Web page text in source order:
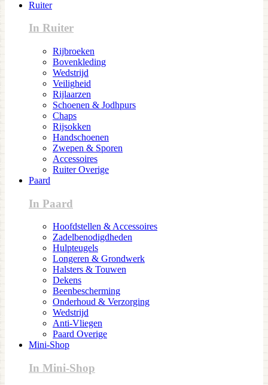
Ruiter
In Ruiter
Rijbroeken
Bovenkleding
Wedstrijd
Veiligheid
Rijlaarzen
Schoenen & Jodhpurs
Chaps
Rijsokken
Handschoenen
Zwepen & Sporen
Accessoires
Ruiter Overige
Paard
In Paard
Hoofdstellen & Accessoires
Zadelbenodigdheden
Hulpteugels
Longeren & Grondwerk
Halsters & Touwen
Dekens
Beenbescherming
Onderhoud & Verzorging
Wedstrijd
Anti-Vliegen
Paard Overige
Mini-Shop
In Mini-Shop